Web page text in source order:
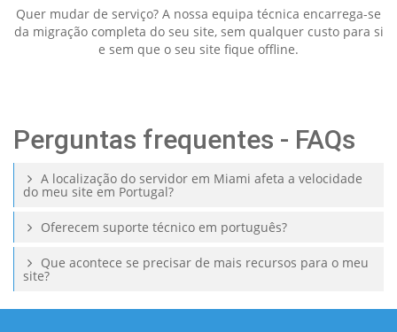
Quer mudar de serviço? A nossa equipa técnica encarrega-se
da migração completa do seu site, sem qualquer custo para si
e sem que o seu site fique offline.
Perguntas frequentes - FAQs
A localização do servidor em Miami afeta a velocidade
do meu site em Portugal?
Oferecem suporte técnico em português?
Que acontece se precisar de mais recursos para o meu
site?